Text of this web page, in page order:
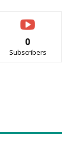
0
Subscribers